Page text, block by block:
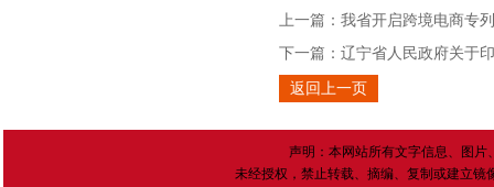
上一篇： 我省开启跨境电商专
下一篇： 辽宁省人民政府关于
返回上一页
声明：本网站所有文字信息、图
未经授权，禁止转载、摘编、复制或建立